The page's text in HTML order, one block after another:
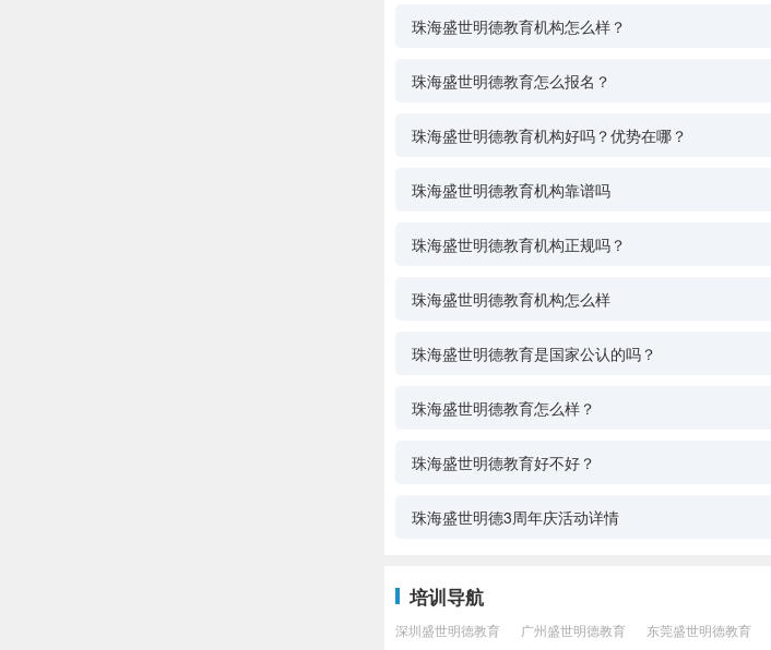
珠海盛世明德教育机构怎么样？
珠海盛世明德教育怎么报名？
珠海盛世明德教育机构好吗？优势在哪？
珠海盛世明德教育机构靠谱吗
珠海盛世明德教育机构正规吗？
珠海盛世明德教育机构怎么样
珠海盛世明德教育是国家公认的吗？
珠海盛世明德教育怎么样？
珠海盛世明德教育好不好？
珠海盛世明德3周年庆活动详情
培训导航
深圳盛世明德教育 广州盛世明德教育 东莞盛世明德教育